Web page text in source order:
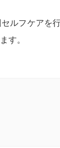
ルフケアを
す。